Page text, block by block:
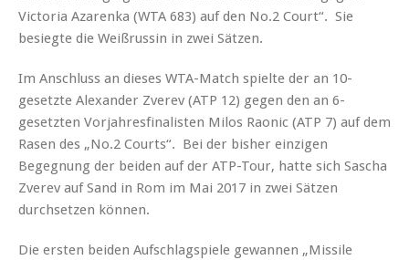
Victoria Azarenka (WTA 683) auf den No.2 Court“. Sie
besiegte die Weißrussin in zwei Sätzen.
Im Anschluss an dieses WTA-Match spielte der an 10-
gesetzte Alexander Zverev (ATP 12) gegen den an 6-
gesetzten Vorjahresfinalisten Milos Raonic (ATP 7) auf dem
Rasen des „No.2 Courts“. Bei der bisher einzigen
Begegnung der beiden auf der ATP-Tour, hatte sich Sascha
Zverev auf Sand in Rom im Mai 2017 in zwei Sätzen
durchsetzen können.
Die ersten beiden Aufschlagspiele gewannen „Missile